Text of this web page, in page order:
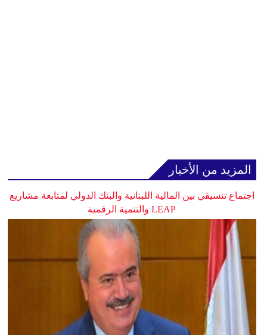
المزيد من الأخبار
اجتماع تنسيقي بين المالية اللبنانية والبنك الدولي لمتابعة مشاريع
LEAP والتنمية الرقمية